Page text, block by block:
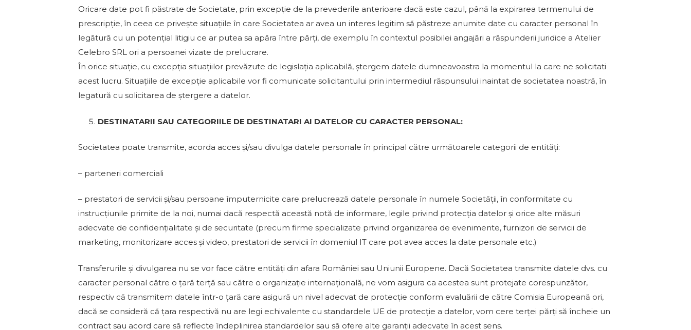
Oricare date pot fi păstrate de Societate, prin excepție de la prevederile anterioare dacă este cazul, până la expirarea termenului de
prescripție, în ceea ce privește situațiile în care Societatea ar avea un interes legitim să păstreze anumite date cu caracter personal în
legătură cu un potențial litigiu ce ar putea sa apăra între părți, de exemplu în contextul posibilei angajări a răspunderii juridice a Atelier
Celebro SRL ori a persoanei vizate de prelucrare.
În orice situație, cu excepția situațiilor prevăzute de legislația aplicabilă, ștergem datele dumneavoastra la momentul la care ne solicitati
acest lucru. Situațiile de excepție aplicabile vor fi comunicate solicitantului prin intermediul răspunsului inaintat de societatea noastră, în
legatură cu solicitarea de ștergere a datelor.
DESTINATARII SAU CATEGORIILE DE DESTINATARI AI DATELOR CU CARACTER PERSONAL:
Societatea poate transmite, acorda acces și/sau divulga datele personale în principal către următoarele categorii de entități:
– parteneri comerciali
– prestatori de servicii și/sau persoane împuternicite care prelucrează datele personale în numele Societății, în conformitate cu
instrucțiunile primite de la noi, numai dacă respectă această notă de informare, legile privind protecția datelor și orice alte măsuri
adecvate de confidențialitate și de securitate (precum firme specializate privind organizarea de evenimente, furnizori de servicii de
marketing, monitorizare acces și video, prestatori de servicii în domeniul IT care pot avea acces la date personale etc.)
Transferurile și divulgarea nu se vor face către entități din afara României sau Uniunii Europene. Dacă Societatea transmite datele dvs. cu
caracter personal către o țară terță sau către o organizație internațională, ne vom asigura ca acestea sunt protejate corespunzător,
respectiv că transmitem datele într-o țară care asigură un nivel adecvat de protecție conform evaluării de către Comisia Europeană ori,
dacă se consideră că țara respectivă nu are legi echivalente cu standardele UE de protecție a datelor, vom cere terței părți să încheie un
contract sau acord care să reflecte îndeplinirea standardelor sau să ofere alte garanții adecvate în acest sens.